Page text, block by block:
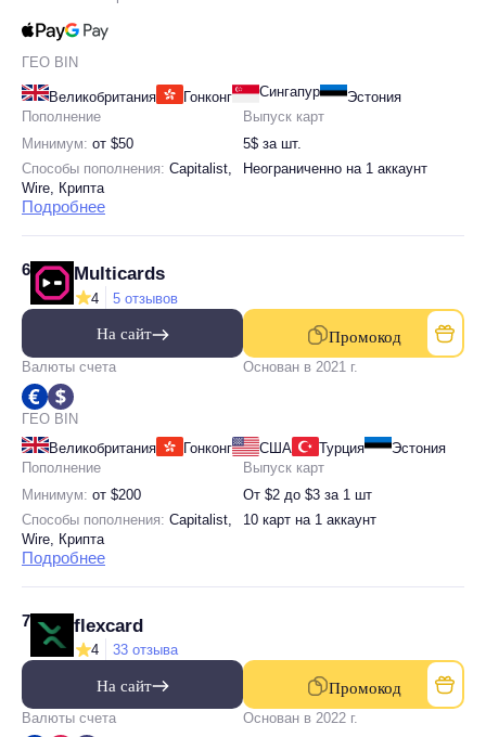
ГЕО BIN
Великобритания Гонконг Сингапур
Эстония
Пополнение
Минимум: от $50
Способы пополнения: Capitalist,
Wire, Крипта
Выпуск карт
5$ за шт.
Неограниченно на 1 аккаунт
Подробнее
6 Multicards
4 5 отзывов
На сайт Промокод
Валюты счета Основан в 2021 г.
ГЕО BIN
Великобритания
Гонконг США Турция
Эстония
Пополнение
Минимум: от $200
Способы пополнения: Capitalist,
Wire, Крипта
Выпуск карт
От $2 до $3 за 1 шт
10 карт на 1 аккаунт
Подробнее
7 flexcard
4 33 отзыва
На сайт Промокод
Валюты счета Основан в 2022 г.